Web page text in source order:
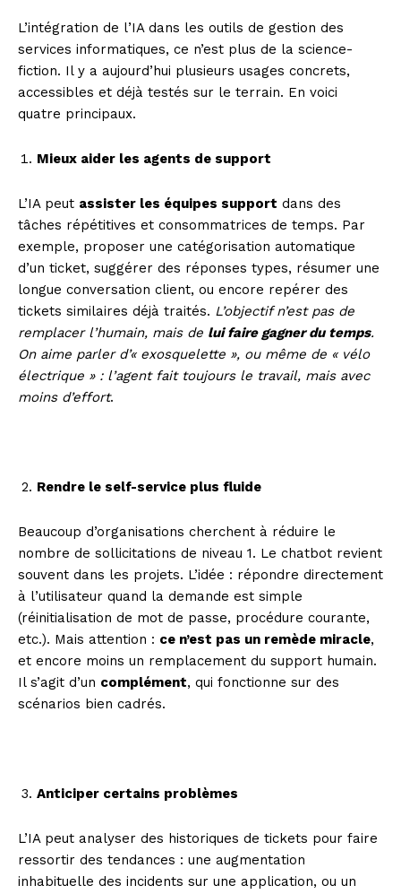
L’intégration de l’IA dans les outils de gestion des
services informatiques, ce n’est plus de la science-
fiction. Il y a aujourd’hui plusieurs usages concrets,
accessibles et déjà testés sur le terrain. En voici
quatre principaux.
Mieux aider les agents de support
L’IA peut assister les équipes support dans des
tâches répétitives et consommatrices de temps. Par
exemple, proposer une catégorisation automatique
d’un ticket, suggérer des réponses types, résumer une
longue conversation client, ou encore repérer des
tickets similaires déjà traités. L’objectif n’est pas de
remplacer l’humain, mais de lui faire gagner du temps.
On aime parler d’« exosquelette », ou même de « vélo
électrique » : l’agent fait toujours le travail, mais avec
moins d’effort.
Rendre le self-service plus fluide
Beaucoup d’organisations cherchent à réduire le
nombre de sollicitations de niveau 1. Le chatbot revient
souvent dans les projets. L’idée : répondre directement
à l’utilisateur quand la demande est simple
(réinitialisation de mot de passe, procédure courante,
etc.). Mais attention : ce n’est pas un remède miracle,
et encore moins un remplacement du support humain.
Il s’agit d’un complément, qui fonctionne sur des
scénarios bien cadrés.
Anticiper certains problèmes
L’IA peut analyser des historiques de tickets pour faire
ressortir des tendances : une augmentation
inhabituelle des incidents sur une application, ou un